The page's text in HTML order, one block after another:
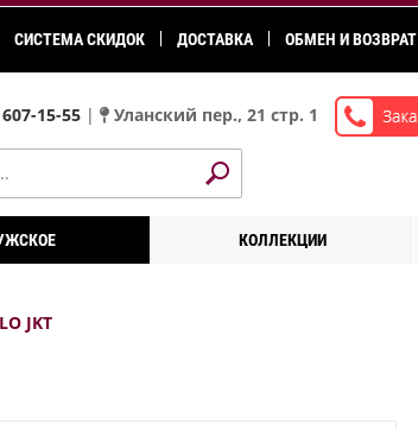
СИСТЕМА СКИДОК ДОСТАВКА ОБМЕН И ВОЗВРАТ
15-55 | Уланский пер., 21 стр. 1
КОЛЛЕКЦИИ
JKT